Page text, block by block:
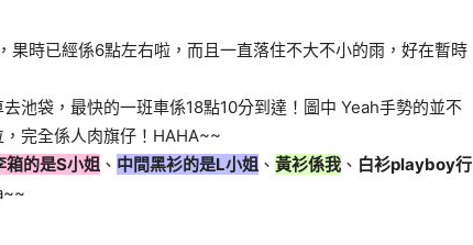
時已經係6點左右啦，而且一直落住不大不小的雨，好在暫時
池袋，最快的一班車係18點10分到達！圖中 Yeah手勢的並不
完全係人肉旗仔！HAHA~~
箱的是S小姐 、 中間黑衫的是L小姐 、 黃衫係我 、 白衫playboy行